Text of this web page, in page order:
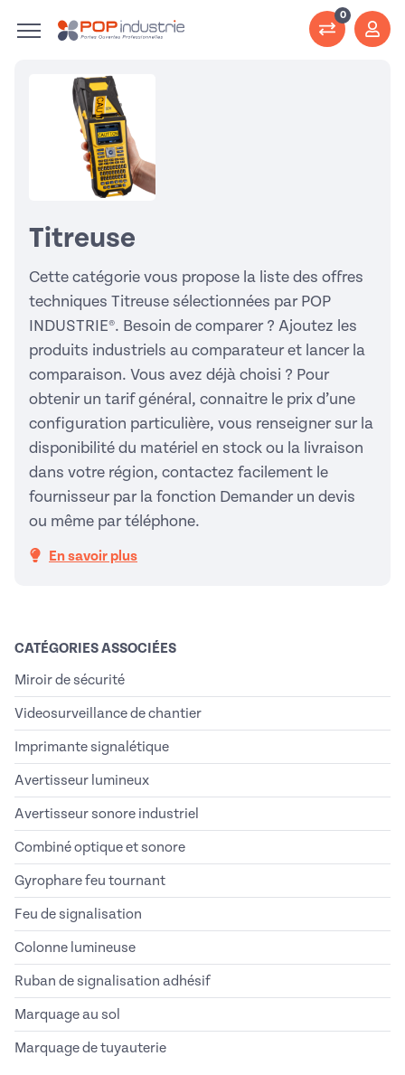
0
Titreuse
Cette catégorie vous propose la liste des offres
techniques Titreuse sélectionnées par POP
INDUSTRIE®. Besoin de comparer ? Ajoutez les
produits industriels au comparateur et lancer la
comparaison. Vous avez déjà choisi ? Pour
obtenir un tarif général, connaitre le prix d’une
configuration particulière, vous renseigner sur la
disponibilité du matériel en stock ou la livraison
dans votre région, contactez facilement le
fournisseur par la fonction Demander un devis
ou même par téléphone.
En savoir plus
CATÉGORIES ASSOCIÉES
Miroir de sécurité
Videosurveillance de chantier
Imprimante signalétique
Avertisseur lumineux
Avertisseur sonore industriel
Combiné optique et sonore
Gyrophare feu tournant
Feu de signalisation
Colonne lumineuse
Ruban de signalisation adhésif
Marquage au sol
Marquage de tuyauterie